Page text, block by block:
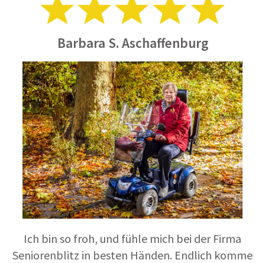
Barbara S. Aschaffenburg
Ich bin so froh, und fühle mich bei der Firma
Seniorenblitz in besten Händen. Endlich komme